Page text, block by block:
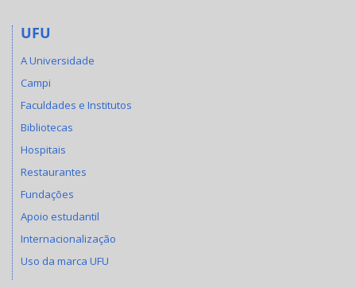
UFU
A Universidade
Campi
Faculdades e Institutos
Bibliotecas
Hospitais
Restaurantes
Fundações
Apoio estudantil
Internacionalização
Uso da marca UFU